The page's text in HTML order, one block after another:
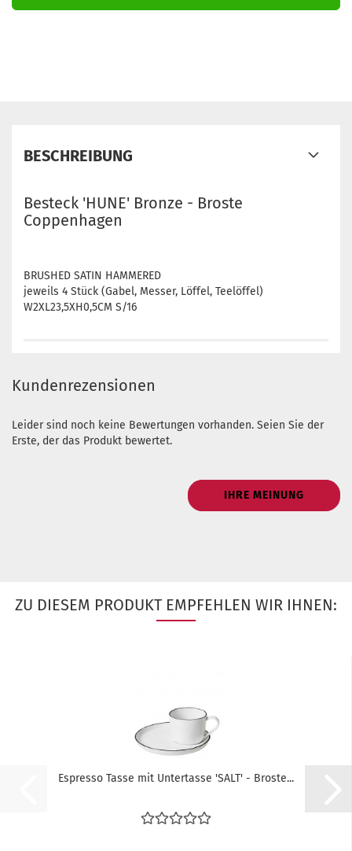
BESCHREIBUNG
Besteck 'HUNE' Bronze - Broste
Coppenhagen
BRUSHED SATIN HAMMERED
jeweils 4 Stück (Gabel, Messer, Löffel, Teelöffel)
W2XL23,5XH0,5CM S/16
Kundenrezensionen
Leider sind noch keine Bewertungen vorhanden. Seien Sie der
Erste, der das Produkt bewertet.
IHRE MEINUNG
ZU DIESEM PRODUKT EMPFEHLEN WIR IHNEN:
Espresso Tasse mit Untertasse 'SALT' - Broste...